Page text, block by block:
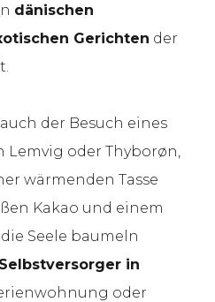
dänischen
Gerichten der
der Besuch eines
oder Thyborøn,
wärmenden Tasse
Kakao und einem
Seele baumeln
Selbstversorger in
oder